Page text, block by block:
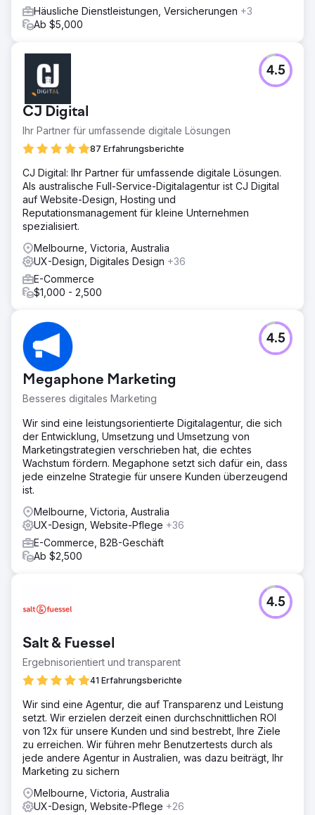
Häusliche Dienstleistungen, Versicherungen +3
Ab $5,000
CJ Digital
Ihr Partner für umfassende digitale Lösungen
87 Erfahrungsberichte
4.5
CJ Digital: Ihr Partner für umfassende digitale Lösungen.
Als australische Full-Service-Digitalagentur ist CJ Digital
auf Website-Design, Hosting und
Reputationsmanagement für kleine Unternehmen
spezialisiert.
Melbourne, Victoria, Australia
UX-Design, Digitales Design +36
E-Commerce
$1,000 - 2,500
Megaphone Marketing
Besseres digitales Marketing
4.5
Wir sind eine leistungsorientierte Digitalagentur, die sich
der Entwicklung, Umsetzung und Umsetzung von
Marketingstrategien verschrieben hat, die echtes
Wachstum fördern. Megaphone setzt sich dafür ein, dass
jede einzelne Strategie für unsere Kunden überzeugend
ist.
Melbourne, Victoria, Australia
UX-Design, Website-Pflege +36
E-Commerce, B2B-Geschäft
Ab $2,500
Salt & Fuessel
Ergebnisorientiert und transparent
41 Erfahrungsberichte
4.5
Wir sind eine Agentur, die auf Transparenz und Leistung
setzt. Wir erzielen derzeit einen durchschnittlichen ROI
von 12x für unsere Kunden und sind bestrebt, Ihre Ziele
zu erreichen. Wir führen mehr Benutzertests durch als
jede andere Agentur in Australien, was dazu beiträgt, Ihr
Marketing zu sichern
Melbourne, Victoria, Australia
UX-Design, Website-Pflege +26